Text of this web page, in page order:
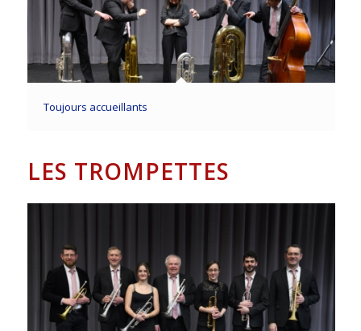
Toujours accueillants
LES TROMPETTES